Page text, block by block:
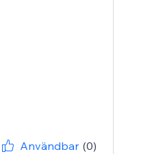
Användbar (0)